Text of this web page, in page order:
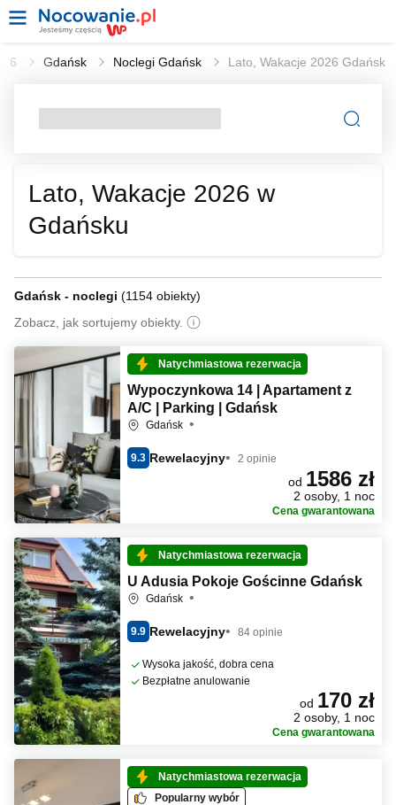
Gdańsk Noclegi Gdańsk Lato, Wakacje 2026 Gdańsk
Lato, Wakacje 2026 w
Gdańsku
Gdańsk - noclegi (1154 obiekty)
Zobacz, jak sortujemy obiekty.
Natychmiastowa rezerwacja
Wypoczynkowa 14 | Apartament z
A/C | Parking | Gdańsk
Gdańsk
9.3 Rewelacyjny 2 opinie
od 1586 zł
2 osoby, 1 noc
Cena gwarantowana
Natychmiastowa rezerwacja
U Adusia Pokoje Gościnne Gdańsk
Gdańsk
9.9 Rewelacyjny 84 opinie
Wysoka jakość, dobra cena
Bezpłatne anulowanie
od 170 zł
2 osoby, 1 noc
Cena gwarantowana
Natychmiastowa rezerwacja
Popularny wybór